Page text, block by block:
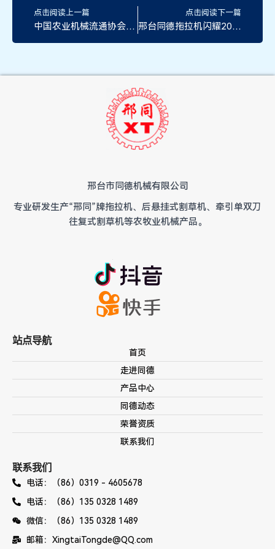
上一页
点击阅读上一篇
中国农业机械流通协会关于规范农业机械线上营销行为的倡议书
点击阅读下一篇
邢台同德拖拉机闪耀2025 第五届河北农机装备暨零部件博览会
邢台市同德机械有限公司
专业研发生产“邢同”牌拖拉机、后悬挂式割草机、牵引单双刀
往复式割草机等农牧业机械产品。
站点导航
首页
走进同德
产品中心
同德动态
荣誉资质
联系我们
联系我们
电话：（86）0319 - 4605678
电话：（86）135 0328 1489
微信：（86）135 0328 1489
邮箱：XingtaiTongde@QQ.com